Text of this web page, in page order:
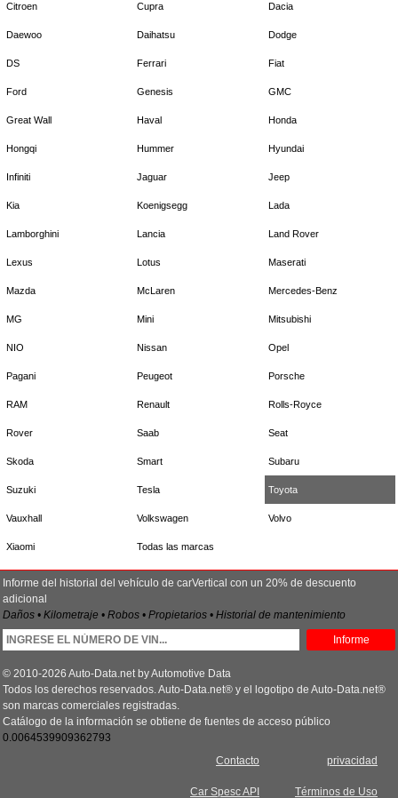
Citroen Cupra Dacia
Daewoo Daihatsu Dodge
DS Ferrari Fiat
Ford Genesis GMC
Great Wall Haval Honda
Hongqi Hummer Hyundai
Infiniti Jaguar Jeep
Kia Koenigsegg Lada
Lamborghini Lancia Land Rover
Lexus Lotus Maserati
Mazda McLaren Mercedes-Benz
MG Mini Mitsubishi
NIO Nissan Opel
Pagani Peugeot Porsche
RAM Renault Rolls-Royce
Rover Saab Seat
Skoda Smart Subaru
Suzuki Tesla Toyota
Vauxhall Volkswagen Volvo
Xiaomi Todas las marcas
Informe del historial del vehículo de carVertical con un 20% de descuento
adicional
Daños • Kilometraje • Robos • Propietarios • Historial de mantenimiento
Informe
© 2010-2026 Auto-Data.net by Automotive Data
Todos los derechos reservados. Auto-Data.net® y el logotipo de Auto-Data.net®
son marcas comerciales registradas.
Catálogo de la información se obtiene de fuentes de acceso público
0.0064539909362793
privacidad
Términos de Uso
Contacto
Car Spesc API